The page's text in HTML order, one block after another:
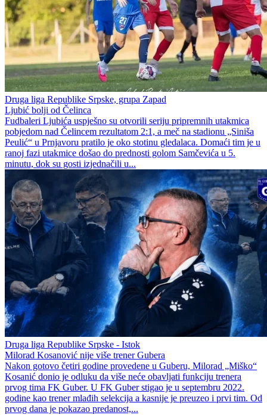
Druga liga Republike Srpske, grupa Zapad
Ljubić bolji od Čelinca
Fudbaleri Ljubića uspješno su otvorili seriju pripremnih utakmica
pobjedom nad Čelincem rezultatom 2:1, a meč na stadionu „Siniša
Peulić“ u Prnjavoru pratilo je oko stotinu gledalaca. Domaći tim je u
ranoj fazi utakmice došao do prednosti golom Samčevića u 5.
minutu, dok su gosti izjednačili u...
Druga liga Republike Srpske - Istok
Milorad Kosanović nije više trener Gubera
Nakon gotovo četiri godine provedene u Guberu, Milorad „Miško“
Kosanić donio je odluku da više neće obavljati funkciju trenera
prvog tima FK Guber. U FK Guber stigao je u septembru 2022.
godine kao trener mlađih selekcija a kasnije je preuzeo i prvi tim. Od
prvog dana je pokazao predanost,...